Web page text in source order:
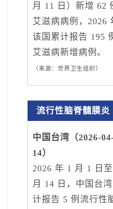
月 11 日）新增 62
艾滋病病例，2026
该国累计报告 195
艾滋病新增病例。
（来源：世界卫生组织）
流行性脑脊髓膜炎
中国台湾（2026-
14）
2026 年 1 月 1 日
月 14 日，中国台湾
计报告 5 例流行性